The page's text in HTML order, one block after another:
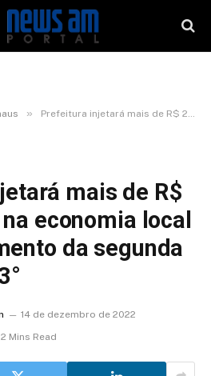
» Prefeitura injetará mais de R$ 218 milhões na economia local com o pagamento da segunda parcela do 13°
mais de R$
economia local
da segunda
14 de dezembro de 2022
2 Mins Read